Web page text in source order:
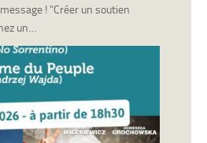
! "Créer un soutien
un…